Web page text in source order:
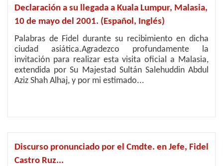
Declaración a su llegada a Kuala Lumpur, Malasia,
10 de mayo del 2001. (Español, Inglés)
Palabras de Fidel durante su recibimiento en dicha
ciudad asiática.Agradezco profundamente la
invitación para realizar esta visita oficial a Malasia,
extendida por Su Majestad Sultán Salehuddin Abdul
Aziz Shah Alhaj, y por mi estimado...
Discurso pronunciado por el Cmdte. en Jefe, Fidel
Castro Ruz...